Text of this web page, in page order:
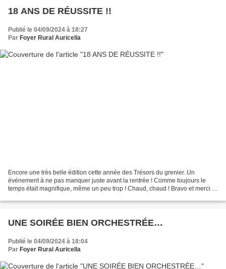
18 ANS DE RÉUSSITE !!
Publié le 04/09/2024 à 18:27
Par Foyer Rural Auricella
Encore une très belle édition cette année des Trésors du grenier. Un
événement à ne pas manquer juste avant la rentrée ! Comme toujours le
temps était magnifique, même un peu trop ! Chaud, chaud ! Bravo et merci à
UNE SOIRÉE BIEN ORCHESTRÉE…
Publié le 04/09/2024 à 18:04
Par Foyer Rural Auricella